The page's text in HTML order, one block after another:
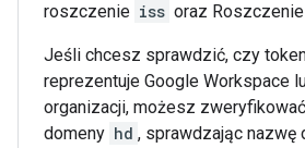
roszczenie iss oraz Roszczenie
Jeśli chcesz sprawdzić, czy
reprezentuje Google Workspace
organizacji, możesz
domeny hd , sprawdzając nazwę